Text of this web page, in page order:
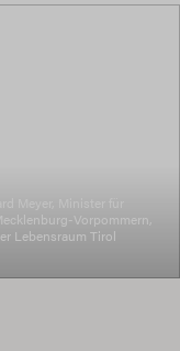
Vorpommern,
Lebensraum Tirol